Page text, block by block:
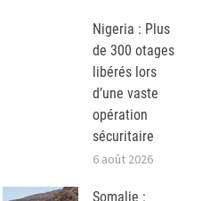
Nigeria : Plus
de 300 otages
libérés lors
d’une vaste
opération
sécuritaire
6 août 2026
Somalie :